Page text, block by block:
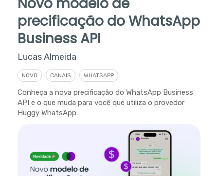
precificação do WhatsApp
Business API
Lucas Almeida
NOVO CANAIS WHATSAPP
Conheça a nova precificação do WhatsApp Business
API e o que muda para você que utiliza o provedor
Huggy WhatsApp.